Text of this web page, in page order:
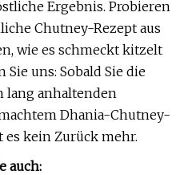
Ergebnis. Probieren
Chutney-Rezept aus
wie es schmeckt kitzelt
Sie uns: Sobald Sie die
lang anhaltenden
Dhania-Chutney-
es kein Zurück mehr.
auch: